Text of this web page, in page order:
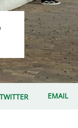
TWITTER EMAIL